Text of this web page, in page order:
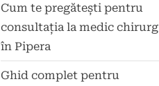
Cum te pregătești pentru
consultația la medic chirurg
în Pipera
Ghid complet pentru